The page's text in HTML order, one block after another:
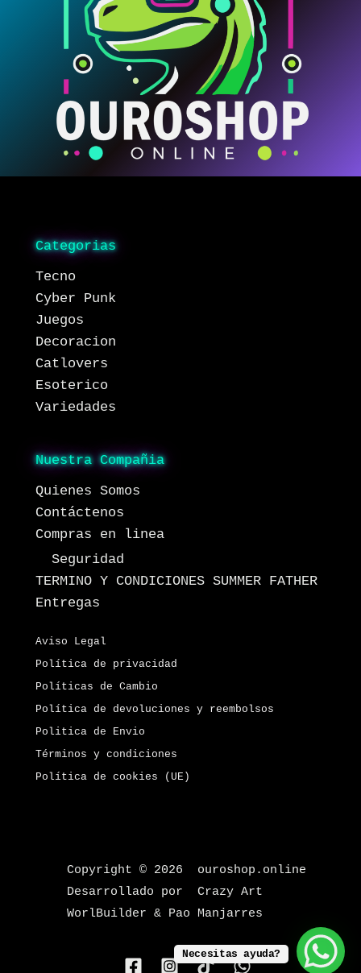
Categorias
Tecno
Cyber Punk
Juegos
Decoracion
Catlovers
Esoterico
Variedades
Nuestra Compañia
Quienes Somos
Contáctenos
Compras en linea
Seguridad
TERMINO Y CONDICIONES SUMMER FATHER
Entregas
Aviso Legal
Política de privacidad
Políticas de Cambio
Política de devoluciones y reembolsos
Politica de Envio
Términos y condiciones
Política de cookies (UE)
Copyright © 2026 ouroshop.online
Desarrollado por Crazy Art
WorlBuilder & Pao Manjarres
Necesitas ayuda?